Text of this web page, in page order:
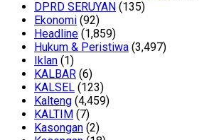
DPRD SERUYAN (135)
Ekonomi (92)
Headline (1,859)
Hukum & Peristiwa (3,497)
Iklan (1)
KALBAR (6)
KALSEL (123)
Kalteng (4,459)
KALTIM (7)
Kasongan (2)